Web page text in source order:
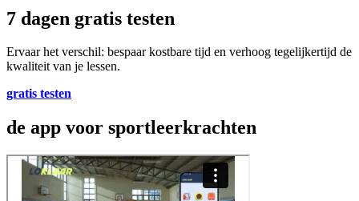
7 dagen gratis testen
Ervaar het verschil: bespaar kostbare tijd en verhoog tegelijkertijd de
kwaliteit van je lessen.
gratis testen
de app voor sportleerkrachten